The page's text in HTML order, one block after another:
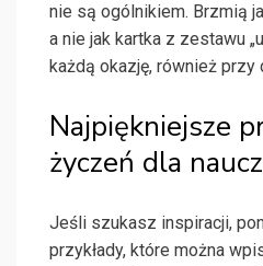
nie są ogólnikiem. Brzmią
a nie jak kartka z zestawu
każdą okazję, również przy
Najpiękniejsze
życzeń dla
Jeśli szukasz inspiracji,
przykłady, które można